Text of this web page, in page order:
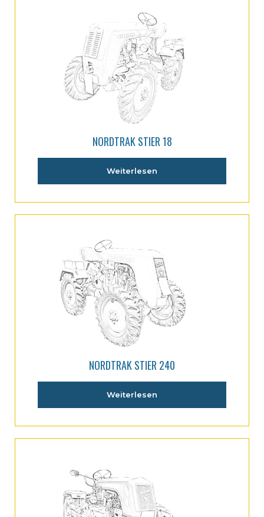
NORDTRAK STIER 18
Weiterlesen
NORDTRAK STIER 240
Weiterlesen